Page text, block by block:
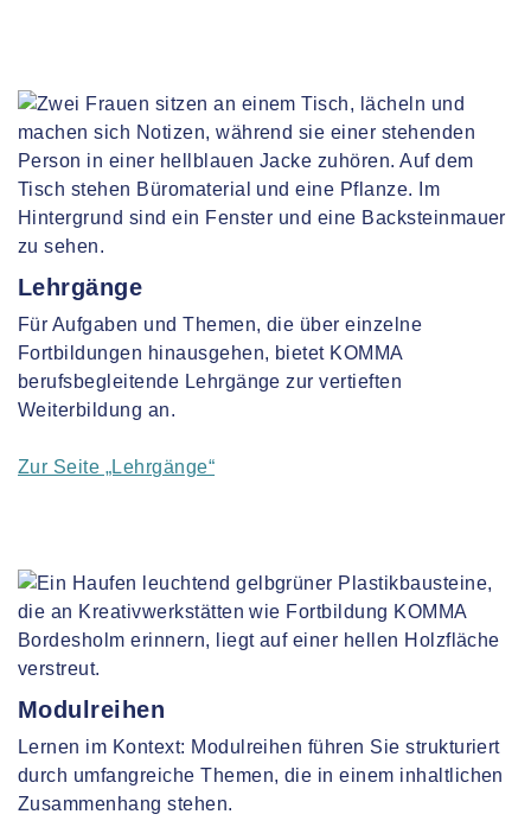
Lehrgänge
Für Aufgaben und Themen, die über einzelne
Fortbildungen hinausgehen, bietet KOMMA
berufsbegleitende Lehrgänge zur vertieften
Weiterbildung an.
Zur Seite „Lehrgänge“
Modulreihen
Lernen im Kontext: Modulreihen führen Sie strukturiert
durch umfangreiche Themen, die in einem inhaltlichen
Zusammenhang stehen.